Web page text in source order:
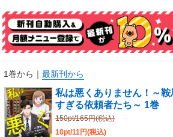
1巻から ｜ 最新刊から
私は悪くありません！～
すぎる依頼者たち～ 1巻
150pt/165円(税込)
10pt/11円(税込)